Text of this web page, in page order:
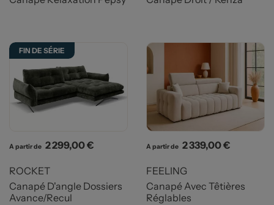
FIN DE SÉRIE
A partir de Prix
2 299,00 €
ROCKET
Canapé D'angle Dossiers
Avance/Recul
A partir de Prix
2 339,00 €
FEELING
Canapé Avec Têtières
Réglables